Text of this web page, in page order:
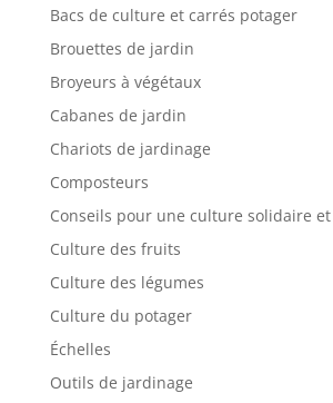
Bacs de culture et carrés potager
Brouettes de jardin
Broyeurs à végétaux
Cabanes de jardin
Chariots de jardinage
Composteurs
Conseils pour une culture solidaire
Culture des fruits
Culture des légumes
Culture du potager
Échelles
Outils de jardinage